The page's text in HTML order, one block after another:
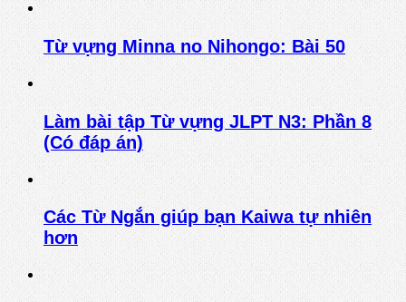
Từ vựng Minna no Nihongo: Bài 50
Làm bài tập Từ vựng JLPT N3: Phần 8
(Có đáp án)
Các Từ Ngắn giúp bạn Kaiwa tự nhiên
hơn